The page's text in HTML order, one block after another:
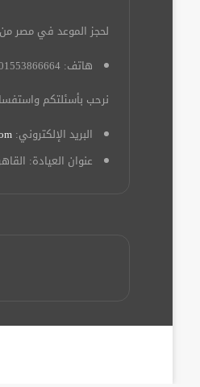
لحجز الموعد في مصر
هاتف: 00201553866664
نرحب بأسئلتكم
البريد الإلكتروني:
عنوان العيادة: